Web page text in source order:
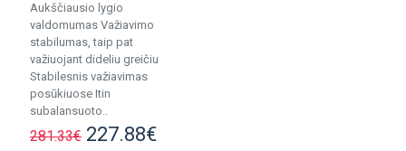
Aukščiausio lygio
valdomumas Važiavimo
stabilumas, taip pat
važiuojant dideliu greičiu
Stabilesnis važiavimas
posūkiuose Itin
subalansuoto..
281.33€ 227.88€